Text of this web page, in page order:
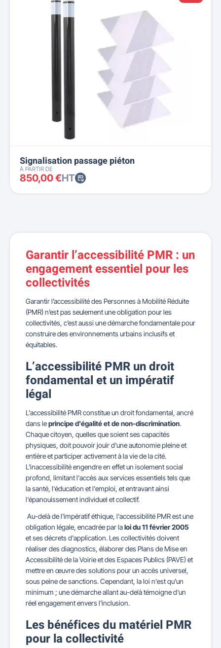
Signalisation passage piéton
À PARTIR DE
850,00 €HT
Garantir l’accessibilité PMR : un
engagement essentiel pour les
collectivités
Garantir l’accessibilité des Personnes à Mobilité Réduite
(PMR) n’est pas seulement une obligation pour les
collectivités, c’est aussi une démarche fondamentale pour
construire des environnements urbains inclusifs et
équitables.
L’accessibilité PMR un droit
fondamental et un impératif
légal
L'accessibilité PMR constitue un droit fondamental, ancré
dans leprincipe d'égalité et de non-discrimination.
Chaque citoyen, quelles que soient ses capacités
physiques, doit pouvoir jouir d'une autonomie pleine et
entière et participer activement à la vie de la cité.
L'inaccessibilité engendre en effet un isolement social
profond, limitant l'accès aux services essentiels tels que
la santé, l'éducation et l'emploi, et entravant ainsi
l'épanouissement individuel et collectif.
Au-delà de l'impératif éthique, l'accessibilité PMR est une
obligation légale, encadrée par laloi du 11 février 2005
et ses décrets d'application. Les collectivités doivent
réaliser des diagnostics, élaborer des Plans de Mise en
Accessibilité de la Voirie et des Espaces Publics (PAVE) et
mettre en œuvre des solutions pour un accès universel,
sous peine de sanctions. Cependant, la loi n'est qu'un
minimum ; une démarche allant au-delà témoigne d'un
réel engagement envers l'inclusion.
Les bénéfices du matériel PMR
pour la collectivité